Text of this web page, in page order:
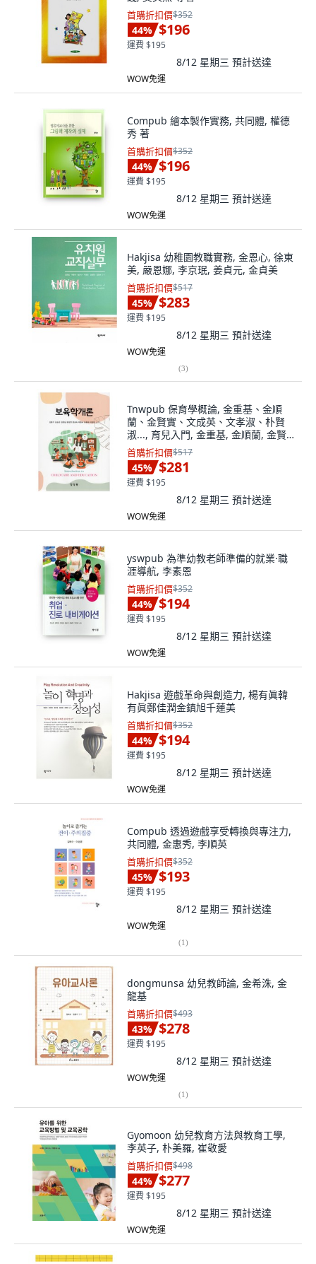
首購折扣價$352
44% $196
運費 $195
8/12 星期三 預計送達
WOW免運
Compub 繪本製作實務, 共同體, 權德
秀 著
首購折扣價$352
44% $196
運費 $195
8/12 星期三 預計送達
WOW免運
Hakjisa 幼稚園教職實務, 金恩心, 徐東
美, 嚴恩娜, 李京珉, 姜貞元, 金貞美
首購折扣價$517
45% $283
運費 $195
8/12 星期三 預計送達
WOW免運
(3)
Tnwpub 保育學概論, 金重基、金順
蘭、金賢實、文成英、文孝淑、朴賢
淑..., 育兒入門, 金重基, 金順蘭, 金賢
實, 文成英, 文孝淑, 朴賢淑, 尹東華, 李
貞美
首購折扣價$517
45% $281
運費 $195
8/12 星期三 預計送達
WOW免運
yswpub 為準幼教老師準備的就業·職
涯導航, 李素恩
首購折扣價$352
44% $194
運費 $195
8/12 星期三 預計送達
WOW免運
Hakjisa 遊戲革命與創造力, 楊有眞韓
有眞鄭佳潤金鎮旭千蓮美
首購折扣價$352
44% $194
運費 $195
8/12 星期三 預計送達
WOW免運
Compub 透過遊戲享受轉換與專注力,
共同體, 金惠秀, 李順英
首購折扣價$352
45% $193
運費 $195
8/12 星期三 預計送達
WOW免運
(1)
dongmunsa 幼兒教師論, 金希洙, 金
龍基
首購折扣價$493
43% $278
運費 $195
8/12 星期三 預計送達
WOW免運
(1)
Gyomoon 幼兒教育方法與教育工學,
李英子, 朴美羅, 崔敬愛
首購折扣價$498
44% $277
運費 $195
8/12 星期三 預計送達
WOW免運